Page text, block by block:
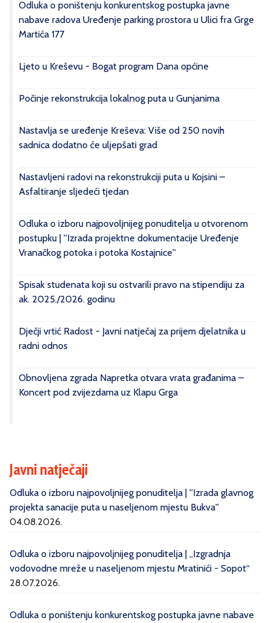
Odluka o poništenju konkurentskog postupka javne
nabave radova Uređenje parking prostora u Ulici fra Grge
Martića 177
Ljeto u Kreševu - Bogat program Dana općine
Počinje rekonstrukcija lokalnog puta u Gunjanima
Nastavlja se uređenje Kreševa: Više od 250 novih
sadnica dodatno će uljepšati grad
Nastavljeni radovi na rekonstrukciji puta u Kojsini –
Asfaltiranje sljedeći tjedan
Odluka o izboru najpovoljnijeg ponuditelja u otvorenom
postupku | ''Izrada projektne dokumentacije Uređenje
Vranačkog potoka i potoka Kostajnice''
Spisak studenata koji su ostvarili pravo na stipendiju za
ak. 2025./2026. godinu
Dječji vrtić Radost - Javni natječaj za prijem djelatnika u
radni odnos
Obnovljena zgrada Napretka otvara vrata građanima –
Koncert pod zvijezdama uz Klapu Grga
Javni natječaji
Odluka o izboru najpovoljnijeg ponuditelja | ''Izrada glavnog
projekta sanacije puta u naseljenom mjestu Bukva''
04.08.2026.
Odluka o izboru najpovoljnijeg ponuditelja | „Izgradnja
vodovodne mreže u naseljenom mjestu Mratinići - Sopot“
28.07.2026.
Odluka o poništenju konkurentskog postupka javne nabave